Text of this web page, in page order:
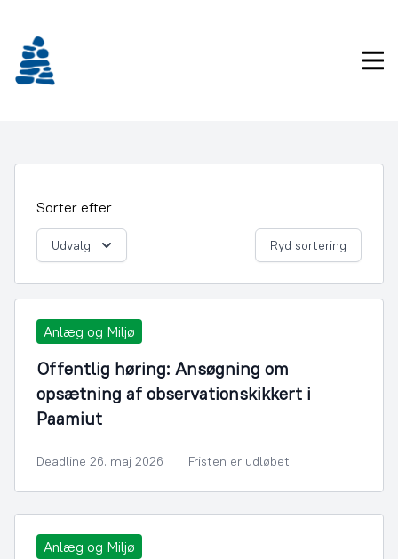
indhold
Sorter efter
Udvalg Ryd sortering
Anlæg og Miljø
Offentlig høring: Ansøgning om
opsætning af observationskikkert i
Paamiut
Deadline 26. maj 2026 Fristen er udløbet
Anlæg og Miljø